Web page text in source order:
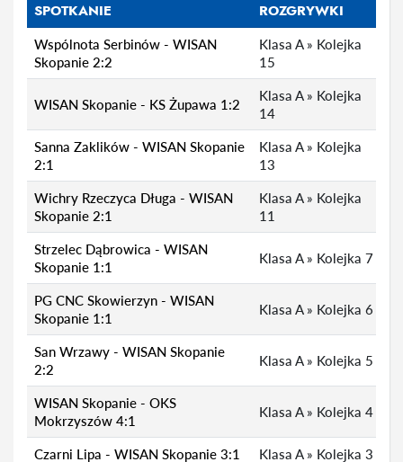
SPOTKANIE ROZGRYWKI
Wspólnota Serbinów - WISAN
Skopanie 2:2
Klasa A » Kolejka
15
WISAN Skopanie - KS Żupawa 1:2
Klasa A » Kolejka
14
Sanna Zaklików - WISAN Skopanie
2:1
Klasa A » Kolejka
13
Wichry Rzeczyca Długa - WISAN
Skopanie 2:1
Klasa A » Kolejka
11
Strzelec Dąbrowica - WISAN
Skopanie 1:1
Klasa A » Kolejka 7
PG CNC Skowierzyn - WISAN
Skopanie 1:1
Klasa A » Kolejka 6
San Wrzawy - WISAN Skopanie
2:2
Klasa A » Kolejka 5
WISAN Skopanie - OKS
Mokrzyszów 4:1
Klasa A » Kolejka 4
Czarni Lipa - WISAN Skopanie 3:1 Klasa A » Kolejka 3